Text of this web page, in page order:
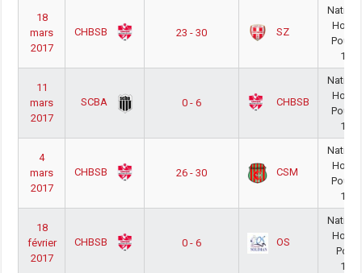
18
mars
2017
CHBSB 23 - 30 SZ
Poule
16/
11
mars
2017
SCBA 0 - 6 CHBSB
Poule
16/
4
mars
2017
CHBSB 26 - 30 CSM
Poule
16/
18
février
2017
CHBSB 0 - 6 OS
16/